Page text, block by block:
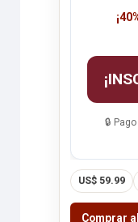
🔒
US$ 59.99
Comprar